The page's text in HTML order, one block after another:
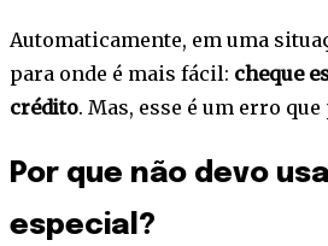
Automaticamente, em uma
para onde é mais fácil: cheque
crédito. Mas, esse é um erro
Por que não devo
especial?